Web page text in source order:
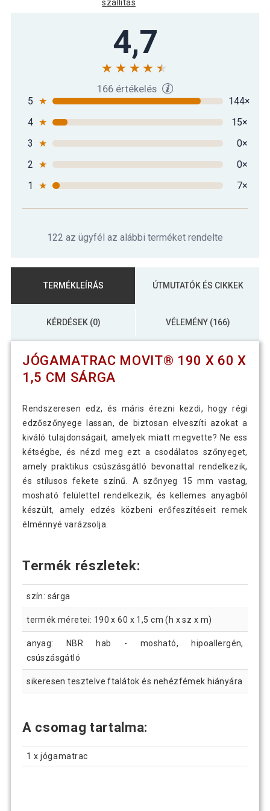
MOVIT Jógamatrac 190 x 60 x 1,5 cm
MOVIT Jógamatrac 190 x 60 x 1,5 cm
rózsaszín
szállítás
4,7
166 értékelés
5 ★
144×
4 ★
15×
3
★
0×
2 ★
0×
1
★ 7×
122 az ügyfél az alábbi terméket rendelte
TERMÉKLEÍRÁS ÚTMUTATÓK ÉS CIKKEK
KÉRDÉSEK (0) VÉLEMÉNY (166)
JÓGAMATRAC MOVIT® 190 X 60 X
1,5 CM SÁRGA
Rendszeresen edz, és máris érezni kezdi, hogy régi
edzőszőnyege lassan, de biztosan elveszíti azokat a
kiváló tulajdonságait, amelyek miatt megvette? Ne ess
kétségbe, és nézd meg ezt a csodálatos szőnyeget,
amely praktikus csúszásgátló bevonattal rendelkezik,
és stílusos fekete színű. A szőnyeg 15 mm vastag,
mosható felülettel rendelkezik, és kellemes anyagból
készült, amely edzés közbeni erőfeszítéseit remek
élménnyé varázsolja.
Termék részletek:
szín: sárga
termék méretei: 190 x 60 x 1,5 cm (h x sz x m)
anyag: NBR hab - mosható, hipoallergén,
csúszásgátló
sikeresen tesztelve ftalátok és nehézfémek hiányára
A csomag tartalma:
1 x jógamatrac